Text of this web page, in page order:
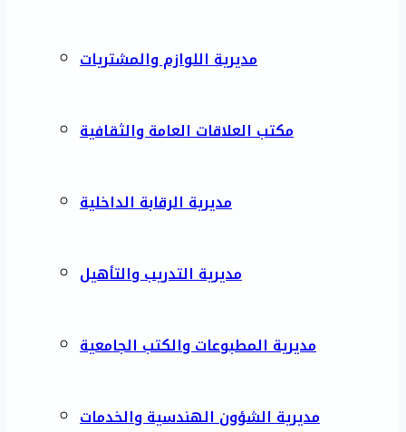
مديرية اللوازم والمشتريات
مكتب العلاقات العامة والثقافية
مديرية الرقابة الداخلية
مديرية التدريب والتأهيل
مديرية المطبوعات والكتب الجامعية
مديرية الشؤون الهندسية والخدمات